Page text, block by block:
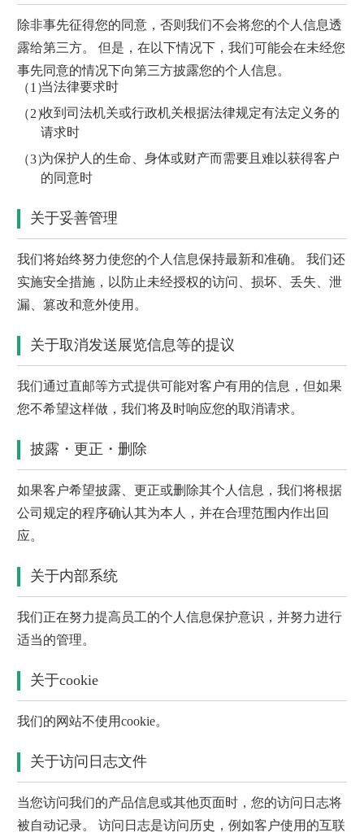
除非事先征得您的同意，否则我们不会将您的个人信息透
露给第三方。 但是，在以下情况下，我们可能会在未经您
事先同意的情况下向第三方披露您的个人信息。
当法律要求时
收到司法机关或行政机关根据法律规定有法定义务的
请求时
为保护人的生命、身体或财产而需要且难以获得客户
的同意时
关于妥善管理
我们将始终努力使您的个人信息保持最新和准确。 我们还
实施安全措施，以防止未经授权的访问、损坏、丢失、泄
漏、篡改和意外使用。
关于取消发送展览信息等的提议
我们通过直邮等方式提供可能对客户有用的信息，但如果
您不希望这样做，我们将及时响应您的取消请求。
披露・更正・删除
如果客户希望披露、更正或删除其个人信息，我们将根据
公司规定的程序确认其为本人，并在合理范围内作出回
应。
关于内部系统
我们正在努力提高员工的个人信息保护意识，并努力进行
适当的管理。
关于cookie
我们的网站不使用cookie。
关于访问日志文件
当您访问我们的产品信息或其他页面时，您的访问日志将
被自动记录。 访问日志是访问历史，例如客户使用的互联